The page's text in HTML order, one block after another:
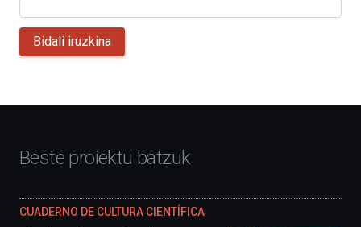
Bidali iruzkina
Beste proiektu batzuk
CUADERNO DE CULTURA CIENTÍFICA